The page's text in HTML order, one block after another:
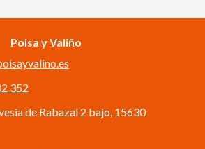
Poisa y Valiño
352
de Rabazal 2 bajo, 15630